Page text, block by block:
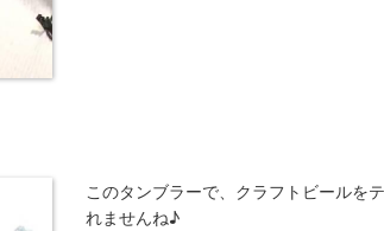
このタンブラーで、クラフトビールを
れませんね♪